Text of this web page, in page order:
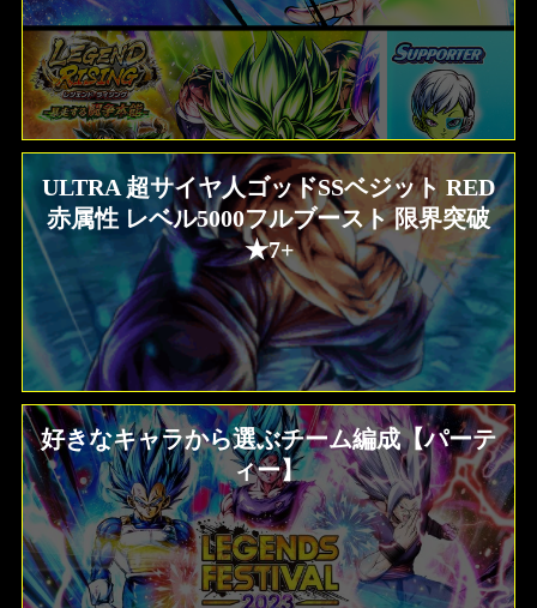
ULTRA 超サイヤ人ゴッドSSベジット RED
赤属性 レベル5000フルブースト 限界突破
★7+
好きなキャラから選ぶチーム編成【パーテ
ィー】